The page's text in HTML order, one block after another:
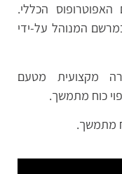
הכללי.
המנוהל על-ידי
מקצועית מטעם
כוח מתמשך.
מתמשך.